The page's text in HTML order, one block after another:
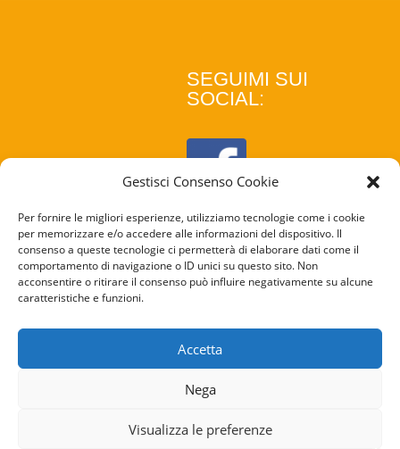
Gestisci Consenso Cookie
Per fornire le migliori esperienze, utilizziamo tecnologie come i cookie
per memorizzare e/o accedere alle informazioni del dispositivo. Il
consenso a queste tecnologie ci permetterà di elaborare dati come il
comportamento di navigazione o ID unici su questo sito. Non
acconsentire o ritirare il consenso può influire negativamente su alcune
caratteristiche e funzioni.
Accetta
Nega
Visualizza le preferenze
SEGUIMI SUI
SOCIAL:
COOKIE
POLICY
PRIVACY